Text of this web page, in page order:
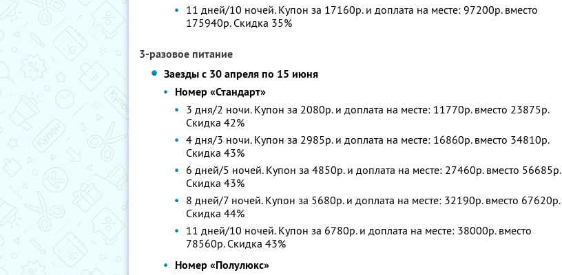
11 дней/10 ночей. Купон за 17160р. и доплата на месте: 97200р. вместо
175940р. Скидка 35%
3-разовое питание
Заезды с 30 апреля по 15 июня
Номер «Стандарт»
3 дня/2 ночи. Купон за 2080р. и доплата на месте: 11770р. вместо 23875р.
Скидка 42%
4 дня/3 ночи. Купон за 2985р. и доплата на месте: 16860р. вместо 34810р.
Скидка 43%
6 дней/5 ночей. Купон за 4850р. и доплата на месте: 27460р. вместо 56685р.
Скидка 43%
8 дней/7 ночей. Купон за 5680р. и доплата на месте: 32190р. вместо 67620р.
Скидка 44%
11 дней/10 ночей. Купон за 6780р. и доплата на месте: 38000р. вместо
78560р. Скидка 43%
Номер «Полулюкс»